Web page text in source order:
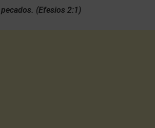
(Efesios 2:1)